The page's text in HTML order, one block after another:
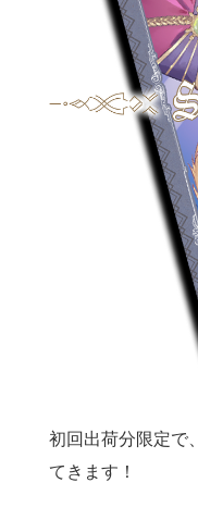
初回出荷分限定で、
てきます！